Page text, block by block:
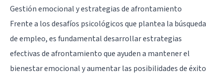
Gestión emocional y estrategias de afrontamiento
Frente a los desafíos psicológicos que plantea la búsqueda
de empleo, es fundamental desarrollar estrategias
efectivas de afrontamiento que ayuden a mantener el
bienestar emocional y aumentar las posibilidades de éxito